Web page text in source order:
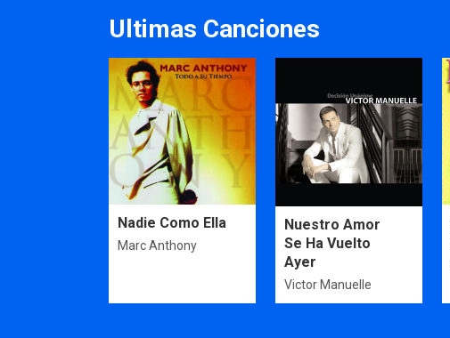
Ultimas Canciones
Nadie Como Ella
Marc Anthony
Nuestro Amor
Se Ha Vuelto
Ayer
Victor Manuelle